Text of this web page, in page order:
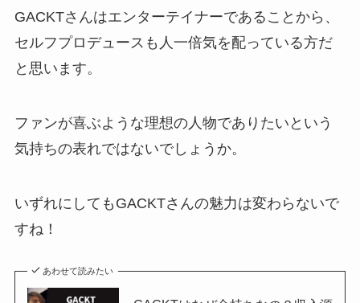
GACKTさんはエンターテイナーであることから、
セルフプロデュースも人一倍気を配っている方だ
と思います。
ファンが喜ぶような理想の人物でありたいという
気持ちの表れではないでしょうか。
いずれにしてもGACKTさんの魅力は変わらないで
すね！
あわせて読みたい